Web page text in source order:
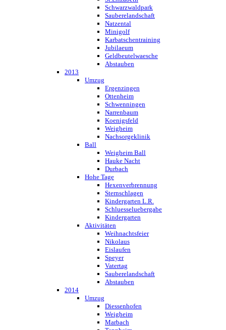
Schwarzwaldpark
Sauberelandschaft
Natzental
Minigolf
Karbatschentraining
Jubilaeum
Geldbeutelwaesche
Abstauben
2013
Umzug
Ergenzingen
Ottenheim
Schwenningen
Narrenbaum
Koenigsfeld
Weigheim
Nachsorgeklinik
Ball
Weigheim Ball
Hauke Nacht
Durbach
Hohe Tage
Hexenverbrennung
Sternschlagen
Kindergarten L.R.
Schluesseluebergabe
Kindergarten
Aktivitäten
Weihnachtsfeier
Nikolaus
Eislaufen
Speyer
Vatertag
Sauberelandschaft
Abstauben
2014
Umzug
Diessenhofen
Weigheim
Marbach